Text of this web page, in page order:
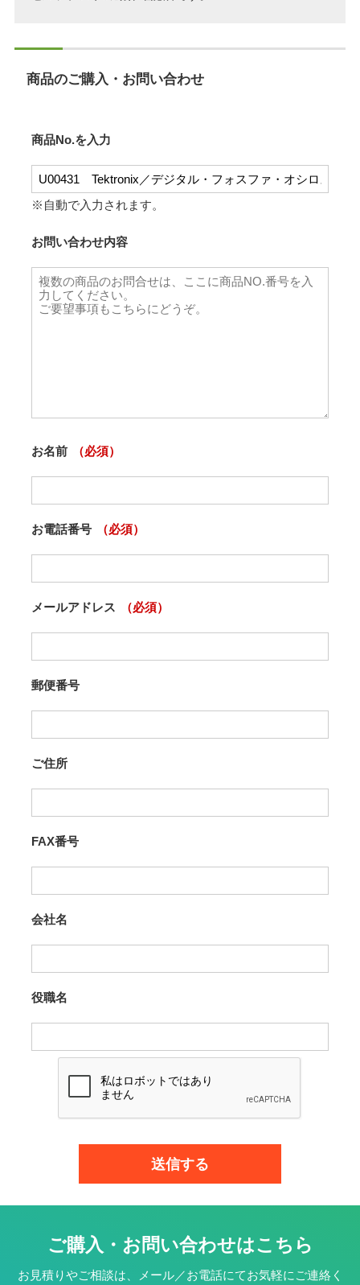
商品のご購入・お問い合わせ
商品No.を入力
※自動で入力されます。
お問い合わせ内容
お名前 （必須）
お電話番号 （必須）
メールアドレス （必須）
郵便番号
ご住所
FAX番号
会社名
役職名
ご購入・お問い合わせはこちら
お見積りやご相談は、メール／お電話にてお気軽にご連絡く